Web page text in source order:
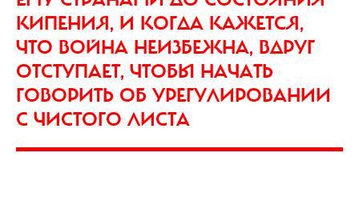
КИПЕНИЯ, И КОГДА КАЖЕТСЯ,
ЧТО ВОЙНА НЕИЗБЕЖНА, ВДРУГ
ОТСТУПАЕТ, ЧТОБЫ НАЧАТЬ
ГОВОРИТЬ ОБ УРЕГУЛИРОВАНИИ
С ЧИСТОГО ЛИСТА